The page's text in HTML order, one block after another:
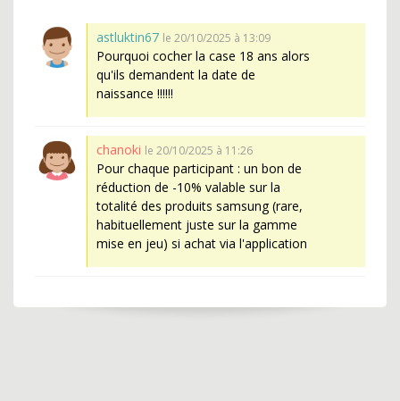
astluktin67 le 20/10/2025 à 13:09
Pourquoi cocher la case 18 ans alors
qu'ils demandent la date de
naissance !!!!!!
chanoki le 20/10/2025 à 11:26
Pour chaque participant : un bon de
réduction de -10% valable sur la
totalité des produits samsung (rare,
habituellement juste sur la gamme
mise en jeu) si achat via l'application